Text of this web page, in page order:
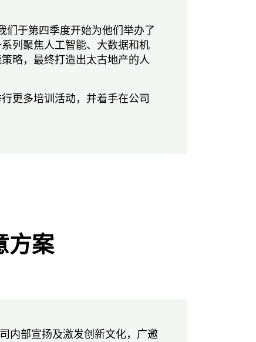
们于第四季度开始为他们举办了
列聚焦人工智能、大数据和机
略，最终打造出太古地产的人
行更多培训活动，并着手在公司
方案
内部宣扬及激发创新文化，广邀